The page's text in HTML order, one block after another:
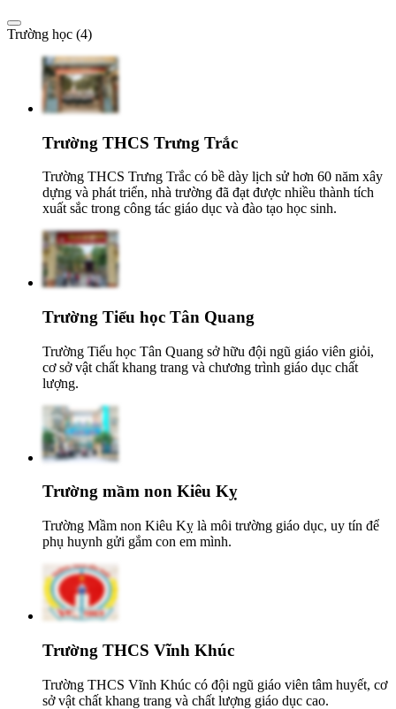
Trường học (4)
Trường THCS Trưng Trắc
Trường THCS Trưng Trắc có bề dày lịch sử hơn 60 năm xây
dựng và phát triển, nhà trường đã đạt được nhiều thành tích
xuất sắc trong công tác giáo dục và đào tạo học sinh.
Trường Tiểu học Tân Quang
Trường Tiểu học Tân Quang sở hữu đội ngũ giáo viên giỏi,
cơ sở vật chất khang trang và chương trình giáo dục chất
lượng.
Trường mầm non Kiêu Kỵ
Trường Mầm non Kiêu Kỵ là môi trường giáo dục, uy tín để
phụ huynh gửi gắm con em mình.
Trường THCS Vĩnh Khúc
Trường THCS Vĩnh Khúc có đội ngũ giáo viên tâm huyết, cơ
sở vật chất khang trang và chất lượng giáo dục cao.